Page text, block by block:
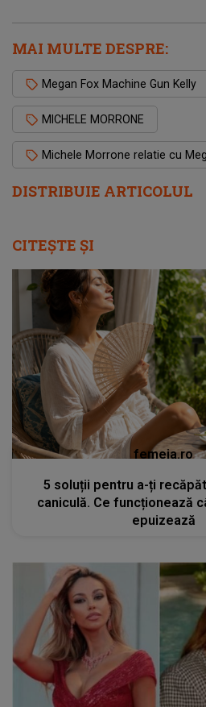
DISTRIBUIE ARTICOLUL
MAI MULTE DESPRE:
Megan Fox Machine Gun Kelly
MICHELE MORRONE
Michele Morrone relatie cu
CITEȘTE ȘI
femeia.ro
5 soluții pentru a-ți
caniculă. Ce funcționează
epuizează